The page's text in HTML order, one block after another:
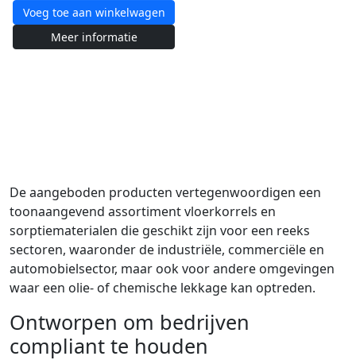
Voeg toe aan winkelwagen
Meer informatie
De aangeboden producten vertegenwoordigen een
toonaangevend assortiment vloerkorrels en
sorptiematerialen die geschikt zijn voor een reeks
sectoren, waaronder de industriële, commerciële en
automobielsector, maar ook voor andere omgevingen
waar een olie- of chemische lekkage kan optreden.
Ontworpen om bedrijven
compliant te houden